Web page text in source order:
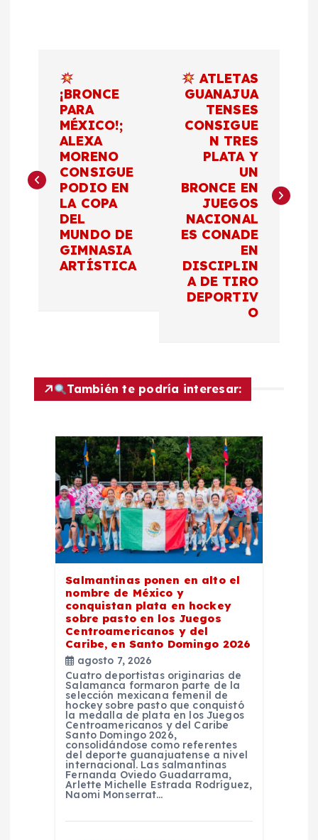
e
n
¡BRONCE
PARA
MÉXICO!;
ALEXA
MORENO
CONSIGUE
PODIO EN
LA COPA
DEL
MUNDO DE
GIMNASIA
ARTÍSTICA
ATLETAS
GUANAJUA
TENSES
CONSIGUE
N TRES
PLATA Y
UN
BRONCE EN
JUEGOS
NACIONAL
ES CONADE
EN
DISCIPLIN
A DE TIRO
DEPORTIV
O
También te podría interesar:
Salmantinas ponen en alto el
nombre de México y
conquistan plata en hockey
sobre pasto en los Juegos
Centroamericanos y del
Caribe, en Santo Domingo 2026
agosto 7, 2026
Cuatro deportistas originarias de
Salamanca formaron parte de la
selección mexicana femenil de
hockey sobre pasto que conquistó
la medalla de plata en los Juegos
Centroamericanos y del Caribe
Santo Domingo 2026,
consolidándose como referentes
del deporte guanajuatense a nivel
internacional. Las salmantinas
Fernanda Oviedo Guadarrama,
Arlette Michelle Estrada Rodríguez,
Naomi Monserrat…